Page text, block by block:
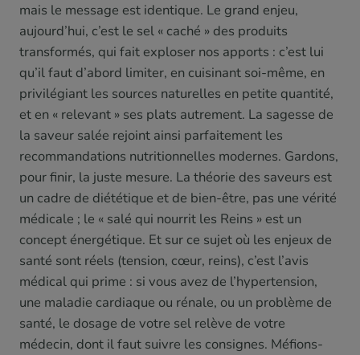
mais le message est identique. Le grand enjeu,
aujourd’hui, c’est le sel « caché » des produits
transformés, qui fait exploser nos apports : c’est lui
qu’il faut d’abord limiter, en cuisinant soi-même, en
privilégiant les sources naturelles en petite quantité,
et en « relevant » ses plats autrement. La sagesse de
la saveur salée rejoint ainsi parfaitement les
recommandations nutritionnelles modernes. Gardons,
pour finir, la juste mesure. La théorie des saveurs est
un cadre de diététique et de bien-être, pas une vérité
médicale ; le « salé qui nourrit les Reins » est un
concept énergétique. Et sur ce sujet où les enjeux de
santé sont réels (tension, cœur, reins), c’est l’avis
médical qui prime : si vous avez de l’hypertension,
une maladie cardiaque ou rénale, ou un problème de
santé, le dosage de votre sel relève de votre
médecin, dont il faut suivre les consignes. Méfions-